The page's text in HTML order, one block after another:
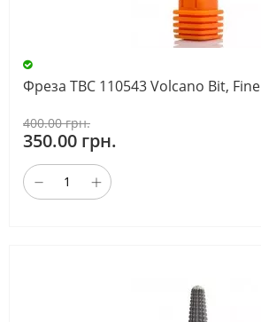
Фреза ТВС 110543 Volcano Bit, Fine
400.00 грн.
350.00 грн.